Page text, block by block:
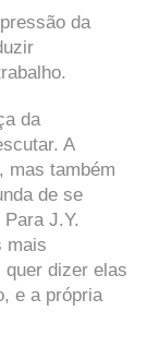
da
da
A
mas também
de se
J.Y.
mais
quer dizer elas
e a própria